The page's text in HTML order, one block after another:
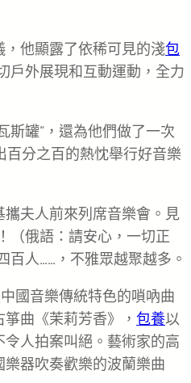
他顯露了依稀可見的淺包
戶外展現和互動運動，全力
斯罐”，還為他們做了一次
百分之百的熱忱舉行好音樂
攜夫人前來列席音樂會。見
（俄語：請安心，一切正
百人……，不雅眾越聚越多。
國音樂傳統特色的嗩吶曲
曲《茉莉芳香》， 包養以
人拍案叫絕。藝術家的高
器吹奏歡樂的波蘭樂曲